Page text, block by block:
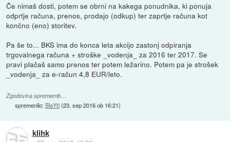
Če nimaš dosti, potem se obrni na kakega ponudnika, ki ponuja
odprtje računa, prenos, prodajo (odkup) ter zaprtje računa kot
končno (eno) storitev.
Pa še to... BKS ima do konca leta akcijo zastonj odpiranja
trgovalnega računa + stroške _vodenja_ za 2016 ter 2017. Se
pravi plačaš samo prenos ter potem ležarino. Potem pa je strošek
_vodenja_ za e-račun 4,8 EUR/leto.
Zgodovina sprememb…
spremenilo: BlaY0(23. sep 2016 ob 16:21)
klihk